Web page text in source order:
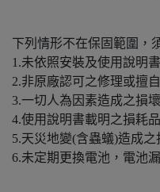
下列情形不在保固範圍，
1.未依照安裝及使用說明
2.非原廠認可之修理或擅
3.一切人為因素造成之損壞
4.使用說明書載明之損耗品
5.天災地變(含蟲蟻)造成之
6.未定期更換電池，電池